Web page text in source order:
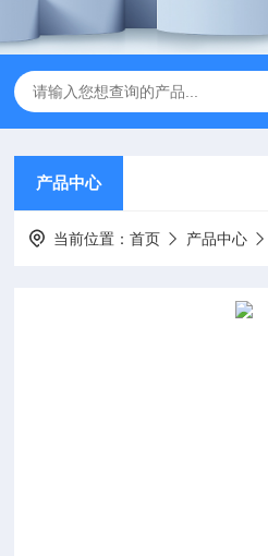
产品中心
当前位置：首页 产品中心